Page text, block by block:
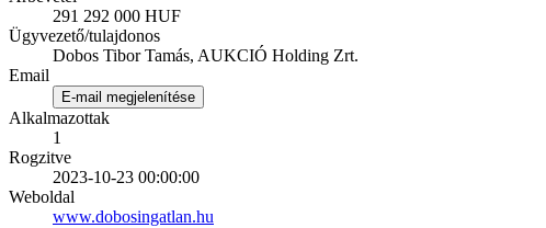
291 292 000 HUF
Ügyvezető/tulajdonos
Dobos Tibor Tamás, AUKCIÓ Holding Zrt.
Email
E-mail megjelenítése
Alkalmazottak
1
Rogzitve
2023-10-23 00:00:00
Weboldal
www.dobosingatlan.hu